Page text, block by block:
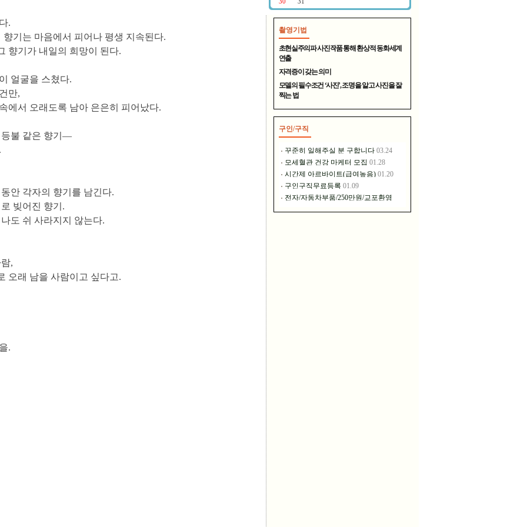
.
기는 마음에서 피어나 평생 지속된다.
향기가 내일의 희망이 된다.
얼굴을 스쳤다.
만,
에서 오래도록 남아 은은히 피어났다.
등불 같은 향기—
안 각자의 향기를 남긴다.
빚어진 향기.
도 쉬 사라지지 않는다.
,
오래 남을 사람이고 싶다고.
.
400년 전통의 명주 - 대천원
장풍홀딩스는 이런 일을 하고..
촬영기법
초현실주의파 사진작품 통해 환상적 동화세계
연출
자격증이 갖는 의미
모델의 필수조건 ‘사진’, 조명을 알고 사진을 잘
찍는 법
구인/구직